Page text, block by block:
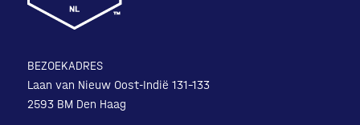
BEZOEKADRES
Laan van Nieuw Oost-Indië 131-133
2593 BM Den Haag